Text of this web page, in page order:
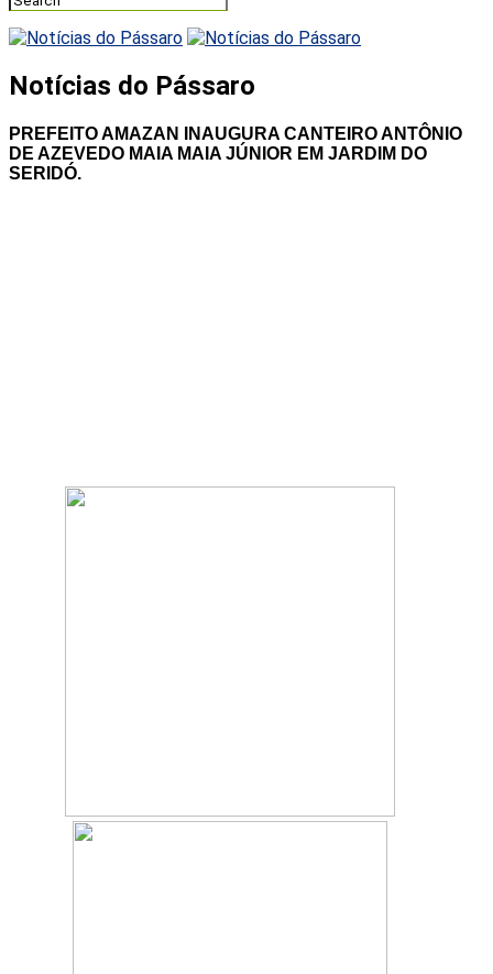
Notícias do Pássaro
PREFEITO AMAZAN INAUGURA CANTEIRO ANTÔNIO
DE AZEVEDO MAIA MAIA JÚNIOR EM JARDIM DO
SERIDÓ.